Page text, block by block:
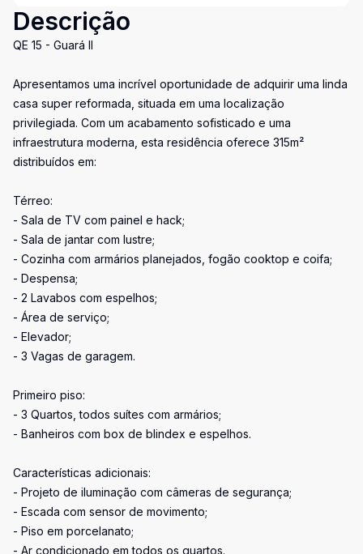
Descrição
QE 15 - Guará II
Apresentamos uma incrível oportunidade de adquirir uma linda
casa super reformada, situada em uma localização
privilegiada. Com um acabamento sofisticado e uma
infraestrutura moderna, esta residência oferece 315m²
distribuídos em:
Térreo:
- Sala de TV com painel e hack;
- Sala de jantar com lustre;
- Cozinha com armários planejados, fogão cooktop e coifa;
- Despensa;
- 2 Lavabos com espelhos;
- Área de serviço;
- Elevador;
- 3 Vagas de garagem.
Primeiro piso:
- 3 Quartos, todos suítes com armários;
- Banheiros com box de blindex e espelhos.
Características adicionais:
- Projeto de iluminação com câmeras de segurança;
- Escada com sensor de movimento;
- Piso em porcelanato;
- Ar condicionado em todos os quartos.